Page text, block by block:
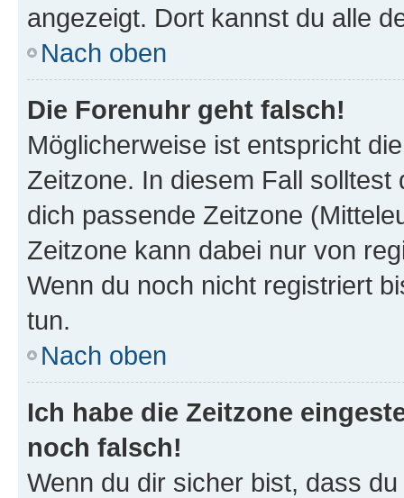
angezeigt. Dort kannst du alle
Nach oben
Die Forenuhr geht falsch!
Möglicherweise ist entspricht
Zeitzone. In diesem Fall solltest
dich passende Zeitzone
Zeitzone kann dabei nur von
Wenn du noch nicht registriert
tun.
Nach oben
Ich habe die Zeitzone
noch falsch!
Wenn du dir sicher bist, dass